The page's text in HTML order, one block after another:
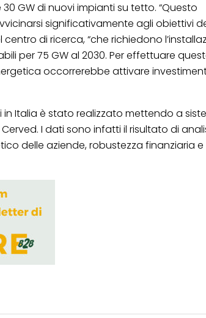
GW di nuovi impianti su tetto. “Questo
significativamente agli obiettivi
di ricerca, “che richiedono
per 75 GW al 2030. Per effettuare
occorrerebbe attivare
Italia è stato realizzato mettendo a
I dati sono infatti il risultato di
delle aziende, robustezza finanziaria